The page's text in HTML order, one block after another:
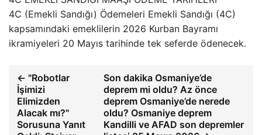
4C (Emekli Sandığı) Ödemeleri Emekli Sandığı (4C)
kapsamındaki emeklilerin 2026 Kurban Bayramı
ikramiyeleri 20 Mayıs tarihinde tek seferde ödenecek.
← "Robotlar
İşimizi
Elimizden
Alacak mı?"
Sorusuna Yanıt
Son dakika Osmaniye’de
deprem mi oldu? Az önce
deprem Osmaniye’de nerede
oldu? Osmaniye deprem
Kandilli ve AFAD son depremler